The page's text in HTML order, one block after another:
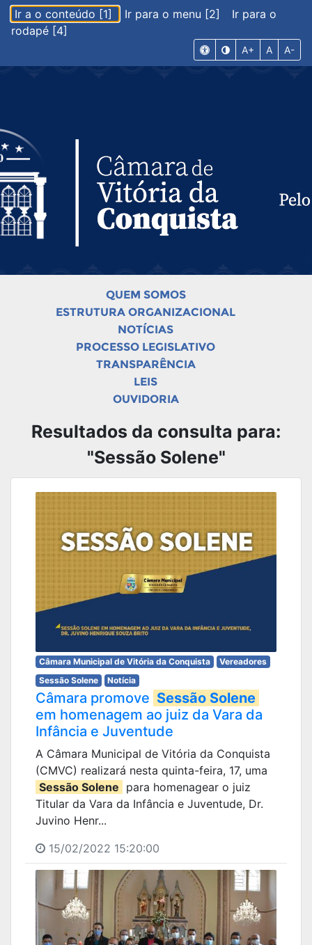
Ir a o conteúdo [1] Ir para o menu [2]
Ir para o
rodapé [4]
A+ A A-
QUEM SOMOS
ESTRUTURA ORGANIZACIONAL
NOTÍCIAS
PROCESSO LEGISLATIVO
TRANSPARÊNCIA
LEIS
OUVIDORIA
Resultados da consulta para:
"Sessão Solene"
Câmara Municipal de Vitória da Conquista
Vereadores
Sessão Solene
Notícia
Câmara promove Sessão Solene
em homenagem ao juiz da Vara da
Infância e Juventude
A Câmara Municipal de Vitória da Conquista
(CMVC) realizará nesta quinta-feira, 17, uma
Sessão Solene para homenagear o juiz
Titular da Vara da Infância e Juventude, Dr.
Juvino Henr...
15/02/2022 15:20:00